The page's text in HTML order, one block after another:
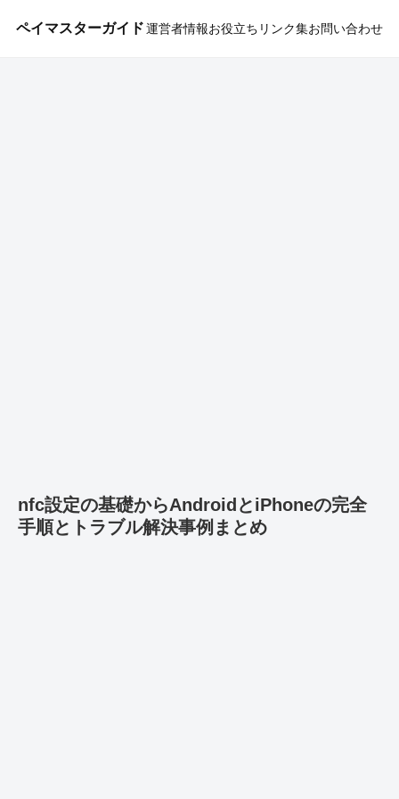
ペイマスターガイド運営者情報お役立ちリンク集お問い合わせ
nfc設定の基礎からAndroidとiPhoneの完全
手順とトラブル解決事例まとめ